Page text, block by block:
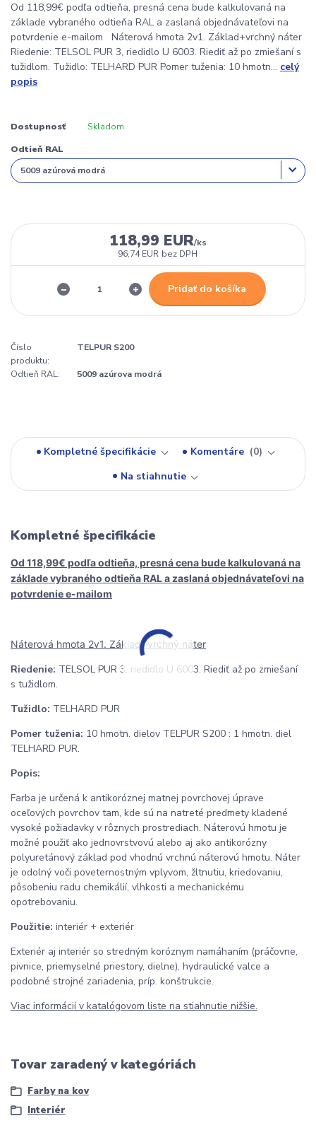
Od 118,99€ podľa odtieňa, presná cena bude kalkulovaná na
základe vybraného odtieňa RAL a zaslaná objednávateľovi na
potvrdenie e-mailom Náterová hmota 2v1. Základ+vrchný náter
Riedenie: TELSOL PUR 3, riedidlo U 6003. Riediť až po zmiešaní s
tužidlom. Tužidlo: TELHARD PUR Pomer tuženia: 10 hmotn... celý
popis
Dostupnosť Skladom
Odtieň RAL
118,99 EUR/ks
96,74 EUR bez DPH
Pridať do košíka
Číslo
produktu:
TELPUR S200
Odtieň RAL: 5009 azúrova modrá
Kompletné špecifikácie Komentáre
0
Na stiahnutie
Kompletné špecifikácie
Od 118,99€ podľa odtieňa, presná cena bude kalkulovaná na
základe vybraného odtieňa RALa zaslaná objednávateľovi na
potvrdenie e-mailom
Náterová hmota 2v1. Základ+vrchný náter
Riedenie: TELSOL PUR 3, riedidlo U 6003. Riediť až po zmiešaní
s tužidlom.
Tužidlo: TELHARD PUR
Pomer tuženia: 10 hmotn. dielov TELPUR S200 : 1 hmotn. diel
TELHARD PUR.
Popis:
Farba je určená k antikoróznej matnej povrchovej úprave
oceľových povrchov tam, kde sú na natreté predmety kladené
vysoké požiadavky v rôznych prostrediach. Náterovú hmotu je
možné použiť ako jednovrstvovú alebo aj ako antikorózny
polyuretánový základ pod vhodnú vrchnú náterovú hmotu. Náter
je odolný voči poveternostným vplyvom, žltnutiu, kriedovaniu,
pôsobeniu radu chemikálií, vlhkosti a mechanickému
opotrebovaniu.
Použitie: interiér + exteriér
Exteriér aj interiér so stredným koróznym namáhaním (práčovne,
pivnice, priemyselné priestory, dielne), hydraulické valce a
podobné strojné zariadenia, príp. konštrukcie.
Viac informácií v katalógovom liste na stiahnutie nižšie.
Tovar zaradený v kategóriách
Farby na kov
Interiér